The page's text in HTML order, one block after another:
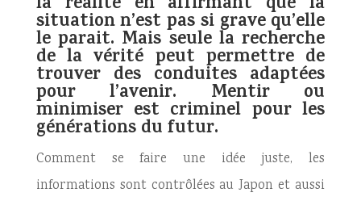
situation n’est pas si grave qu’elle
le parait. Mais seule la recherche
de la vérité peut permettre de
trouver des conduites adaptées
pour l’avenir. Mentir ou
minimiser est criminel pour les
générations du futur.
Comment se faire une idée juste, les
informations sont contrôlées au Japon et aussi